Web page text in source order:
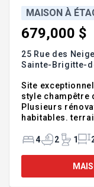
MAISON À
679,000 $
25 Rue des
Sainte-Brigitte-
Site
style champêtre
Plusieurs
habitables.
charmante
ouvertes, poêle
salles de bains,
4 2 1